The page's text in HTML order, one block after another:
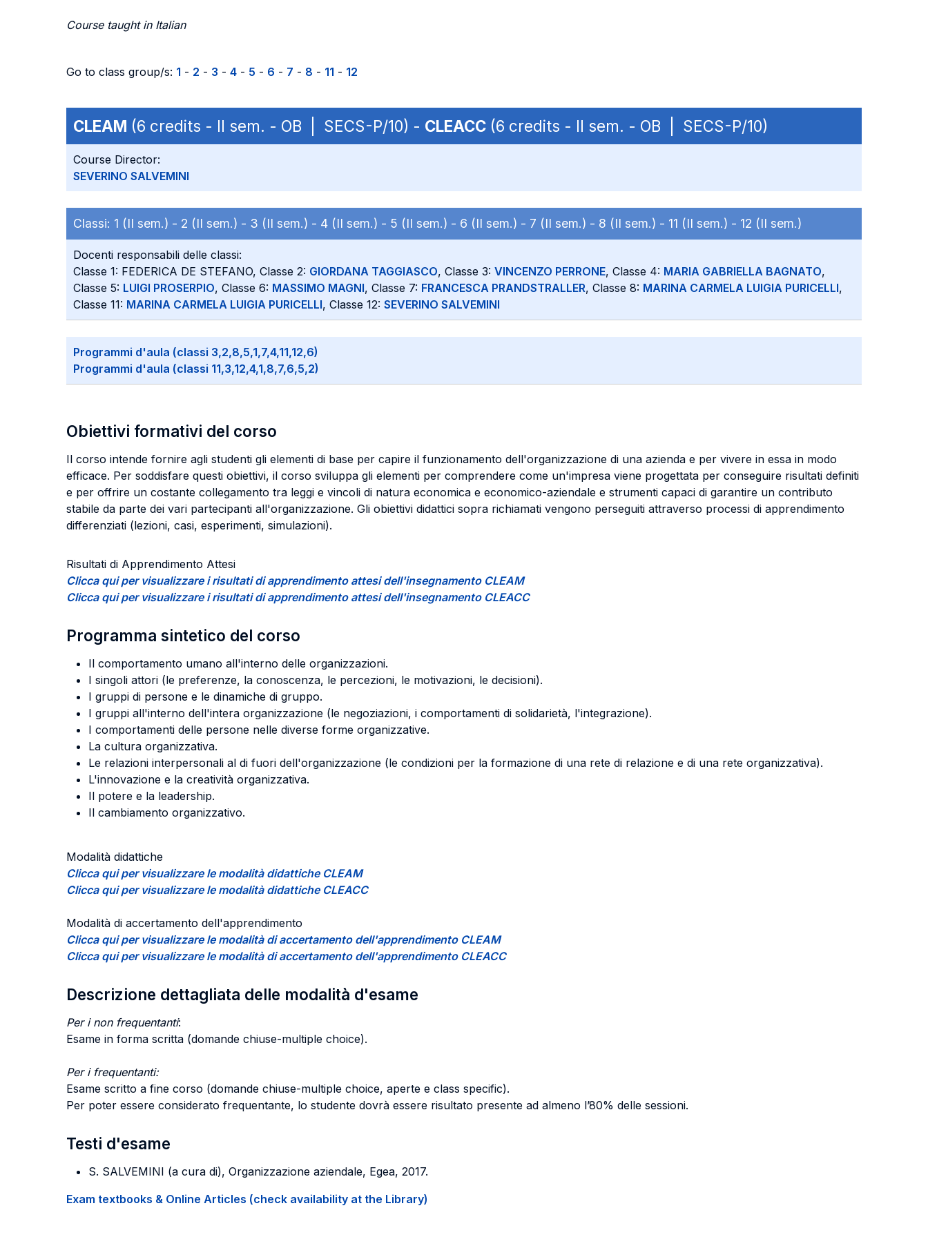
Course taught in Italian
Go to class group/s: 1 - 2 - 3 - 4 - 5 - 6 - 7 - 8 - 11 - 12
CLEAM (6 credits - II sem. - OB | SECS-P/10) - CLEACC (6 credits - II sem. - OB | SECS-P/10)
Course Director:
SEVERINO SALVEMINI
Classi: 1 (II sem.) - 2 (II sem.) - 3 (II sem.) - 4 (II sem.) - 5 (II sem.) - 6 (II sem.) - 7 (II sem.) - 8 (II sem.) - 11 (II sem.) - 12 (II sem.)
Docenti responsabili delle classi:
Classe 1: FEDERICA DE STEFANO, Classe 2: GIORDANA TAGGIASCO, Classe 3: VINCENZO PERRONE, Classe 4: MARIA GABRIELLA BAGNATO,
Classe 5: LUIGI PROSERPIO, Classe 6: MASSIMO MAGNI, Classe 7: FRANCESCA PRANDSTRALLER, Classe 8: MARINA CARMELA LUIGIA PURICELLI,
Classe 11: MARINA CARMELA LUIGIA PURICELLI, Classe 12: SEVERINO SALVEMINI
Programmi d'aula (classi 3,2,8,5,1,7,4,11,12,6)
Programmi d'aula (classi 11,3,12,4,1,8,7,6,5,2)
Obiettivi formativi del corso
Il corso intende fornire agli studenti gli elementi di base per capire il funzionamento dell'organizzazione di una azienda e per vivere in essa in modo
efficace. Per soddisfare questi obiettivi, il corso sviluppa gli elementi per comprendere come un'impresa viene progettata per conseguire risultati definiti
e per offrire un costante collegamento tra leggi e vincoli di natura economica e economico-aziendale e strumenti capaci di garantire un contributo
stabile da parte dei vari partecipanti all'organizzazione. Gli obiettivi didattici sopra richiamati vengono perseguiti attraverso processi di apprendimento
differenziati (lezioni, casi, esperimenti, simulazioni).
Risultati di Apprendimento Attesi
Clicca qui per visualizzare i risultati di apprendimento attesi dell'insegnamento CLEAM
Clicca qui per visualizzare i risultati di apprendimento attesi dell'insegnamento CLEACC
Programma sintetico del corso
Il comportamento umano all'interno delle organizzazioni.
I singoli attori (le preferenze, la conoscenza, le percezioni, le motivazioni, le decisioni).
I gruppi di persone e le dinamiche di gruppo.
I gruppi all'interno dell'intera organizzazione (le negoziazioni, i comportamenti di solidarietà, l'integrazione).
I comportamenti delle persone nelle diverse forme organizzative.
La cultura organizzativa.
Le relazioni interpersonali al di fuori dell'organizzazione (le condizioni per la formazione di una rete di relazione e di una rete organizzativa).
L'innovazione e la creatività organizzativa.
Il potere e la leadership.
Il cambiamento organizzativo.
Modalità didattiche
Clicca qui per visualizzare le modalità didattiche CLEAM
Clicca qui per visualizzare le modalità didattiche CLEACC
Modalità di accertamento dell'apprendimento
Clicca qui per visualizzare le modalità di accertamento dell'apprendimento CLEAM
Clicca qui per visualizzare le modalità di accertamento dell'apprendimento CLEACC
Descrizione dettagliata delle modalità d'esame
Per i non frequentanti:
Esame in forma scritta (domande chiuse-multiple choice).
Per i frequentanti:
Esame scritto a fine corso (domande chiuse-multiple choice, aperte e class specific).
Per poter essere considerato frequentante, lo studente dovrà essere risultato presente ad almeno l’80% delle sessioni.
Testi d'esame
S. SALVEMINI (a cura di), Organizzazione aziendale, Egea, 2017.
Exam textbooks & Online Articles (check availability at the Library)